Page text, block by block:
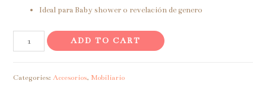
Ideal para Baby shower o revelación de genero
de
ADD TO CART
Categories: Accesorios,Mobiliario